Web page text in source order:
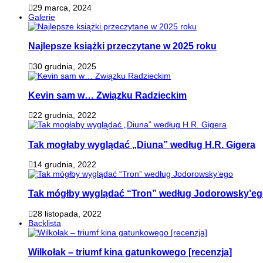
29 marca, 2024
Galerie
Najlepsze książki przeczytane w 2025 roku
30 grudnia, 2025
Kevin sam w… Związku Radzieckim
22 grudnia, 2022
Tak mogłaby wyglądać „Diuna” według H.R. Gigera
14 grudnia, 2022
Tak mógłby wyglądać “Tron” według
28 listopada, 2022
Backlista
Wilkołak – triumf kina gatunkowego [recenzja]